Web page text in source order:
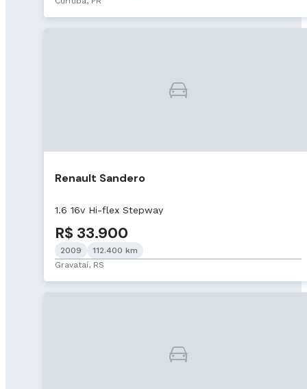
Renault Sandero
1.6 16v Hi-flex Stepway
R$ 33.900
2009
112.400 km
Gravataí, RS